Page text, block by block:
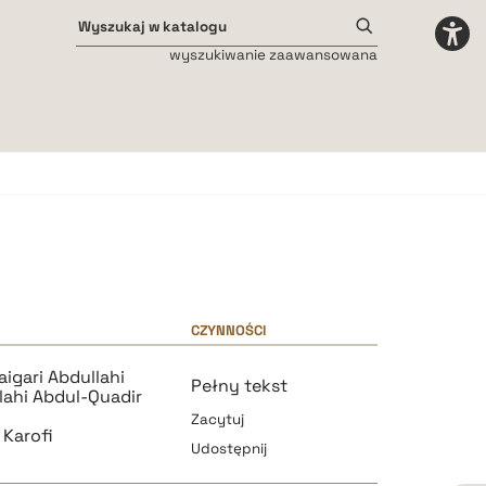
wyszukiwanie zaawansowana
CZYNNOŚCI
Abdullahi
Abdul-Quadir
Karofi
Pełny tekst
Zacytuj
Udostępnij